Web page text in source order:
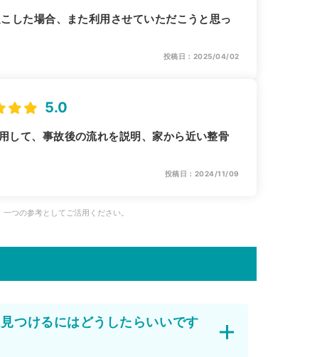
した場合、また利用させていただこうと思っ
投稿日：2025/04/02
5.0
して、事故後の流れを説明、家から近い整骨
投稿日：2024/11/09
つの参考としてご活用ください。
つけるにはどうしたらいいです